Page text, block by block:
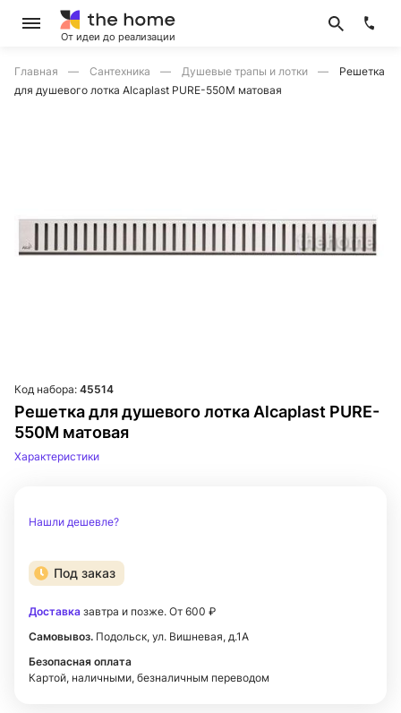
От идеи до реализации
Главная Сантехника Душевые трапы и лотки
Решетка
для душевого лотка Alcaplast PURE-550M матовая
Решетка для душевого лотка Alcaplast PURE-
550M матовая
Код набора: 45514
Характеристики
Нашли дешевле?
Под заказ
Доставка завтра и позже. От 600 ₽
Самовывоз. Подольск, ул. Вишневая, д.1А
Безопасная оплата
Картой, наличными, безналичным переводом